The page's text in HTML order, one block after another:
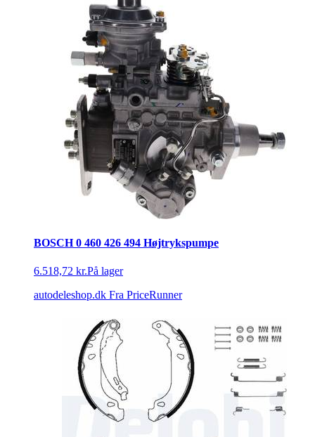
BOSCH 0 460 426 494 Højtrykspumpe
6.518,72 kr.På lager
autodeleshop.dk Fra PriceRunner